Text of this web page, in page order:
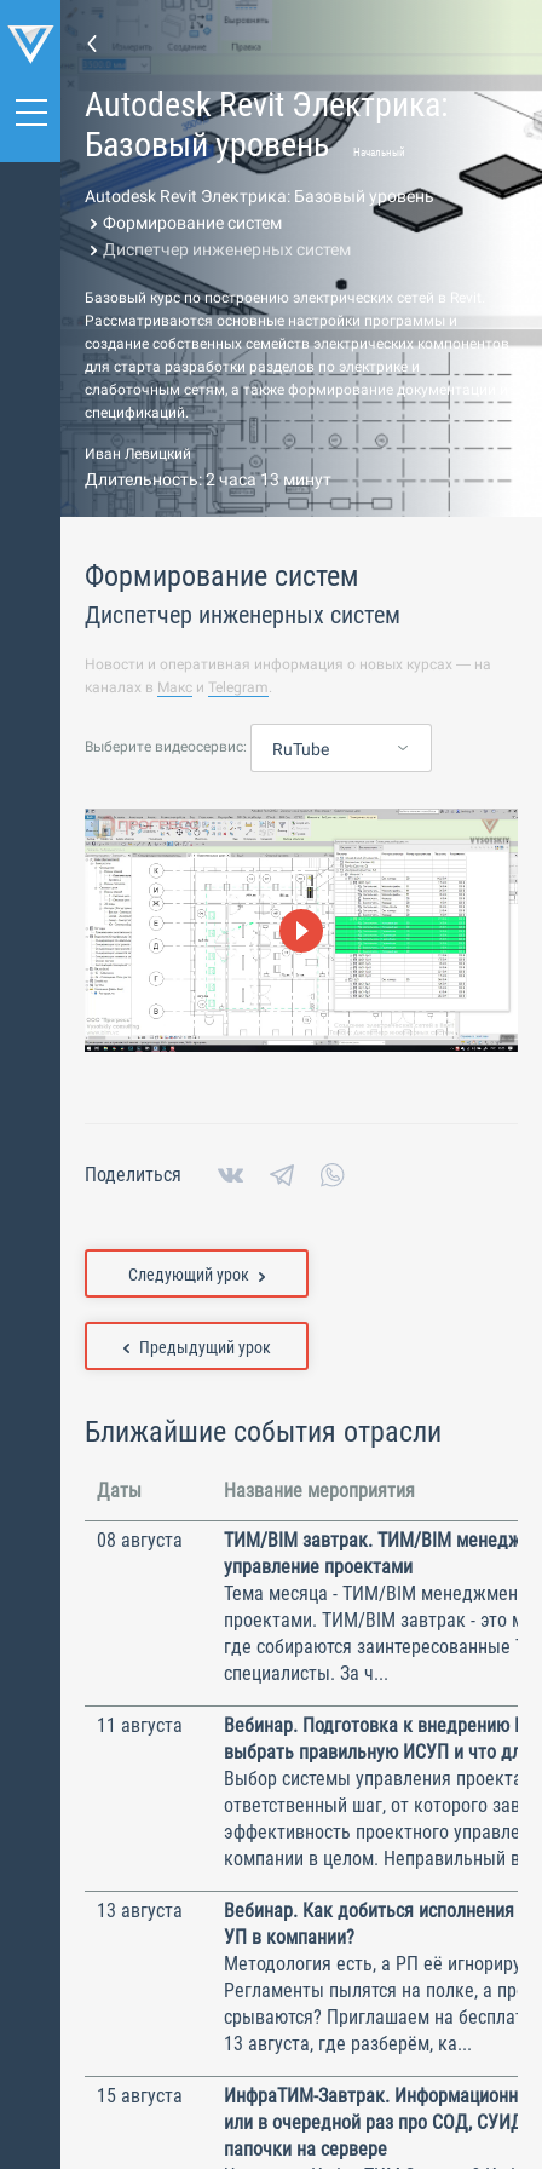
Autodesk Revit Электрика:
Базовый уровень
Начальный
Autodesk Revit Электрика: Базовый уровень
Формирование систем
Диспетчер инженерных систем
Базовый курс по построению электрических сетей в Revit.
Рассматриваются основные настройки программы и
создание собственных семейств электрических компонентов
для старта разработки разделов по электрике и
слаботочным сетям, а также формирование документации и
спецификаций.
Иван Левицкий
Длительность: 2 часа 13 минут
Формирование систем
Диспетчер инженерных систем
Новости и оперативная информация о новых курсах — на
каналах в Макс и Telegram.
Выберите видеосервис: RuTube
Поделиться
Предыдущий урок
Следующий урок
Ближайшие события отрасли
Даты Название мероприятия
08 августа
ТИМ/BIM завтрак. ТИМ/BIM
управление проектами
Тема месяца - ТИМ/BIM менеджмент и
проектами. ТИМ/BIM завтрак - это
где собираются заинтересованные
специалисты. За ч...
11 августа
Вебинар. Подготовка к внедрению
выбрать правильную ИСУП и что для
Выбор системы управления
ответственный шаг, от которого
эффективность проектного
компании в целом. Неправильный
13 августа
Вебинар. Как добиться исполнения
УП в компании?
Методология есть, а РП её
Регламенты пылятся на полке, а
срываются? Приглашаем на
13 августа, где разберём, ка...
15 августа
ИнфраТИМ-Завтрак.
или в очередной раз про СОД, СУИД и
папочки на сервере